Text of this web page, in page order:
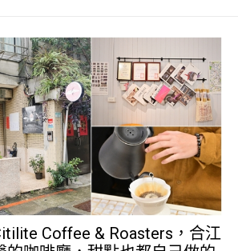
Coffee & Roasters，合江